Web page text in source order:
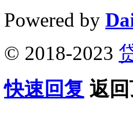
Powered by
© 2018-2023
快速回复 返